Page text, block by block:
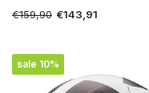
€159,90 €143,91
sale 10%